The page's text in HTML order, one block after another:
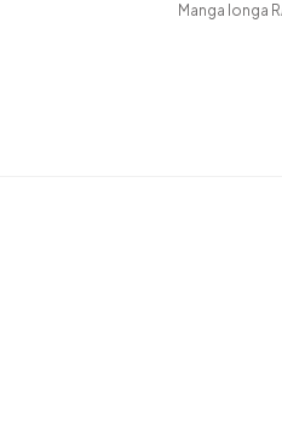
Manga longa